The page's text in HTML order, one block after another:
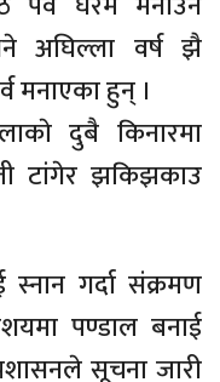
अघिल्ला वर्ष झै
मनाएका हुन् ।
दुबै किनारमा
टांगेर झकिझकाउ
गर्दा संक्रमण
पण्डाल बनाई
सूचना जारी